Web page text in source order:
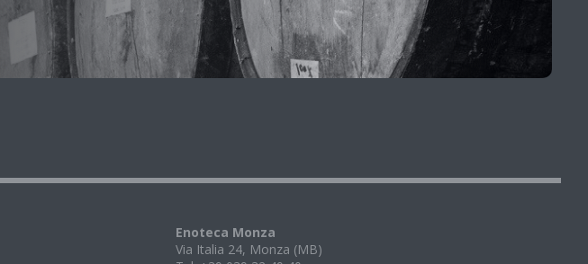
Enoteca Monza
Via Italia 24, Monza (MB)